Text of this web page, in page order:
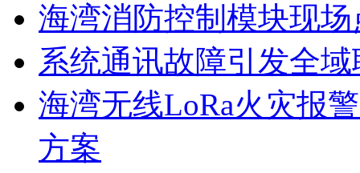
海湾消防控制模块现
系统通讯故障引发全
海湾无线LoRa火灾报
方案